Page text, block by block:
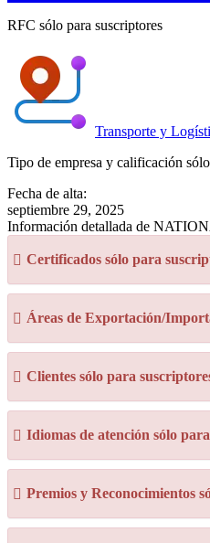
RFC sólo para suscriptores
Transporte y
Tipo de empresa y calificación
Fecha de alta:
septiembre 29, 2025
Información detallada de
Certificados sólo para
Áreas de Exportación/
Clientes sólo para
Idiomas de atención sólo
Premios y Reconocimientos